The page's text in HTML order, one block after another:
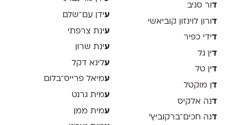
דור סגיב
דורון לוינזון קוביאשי
דידי כפיר
דין גל
דין טל
דן מוקטל
דנה אלקיס
דנה חכים־ברקוביץ׳
עידן עם־שלם
עינת צרפתי
עינת שרון
עלינא דקל
עמיאל פרייס־בלום
עמית גרנט
עמית ממן